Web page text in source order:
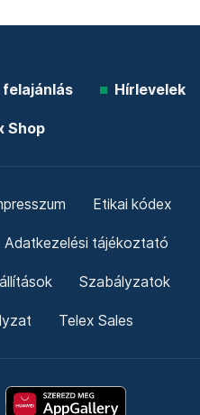
felajánlás Hírlevelek
Shop
Etikai kódex
Adatkezelési tájékoztató
Szabályzatok
Telex Sales